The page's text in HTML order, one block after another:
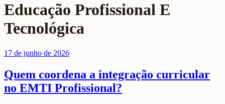
Educação Profissional E
Tecnológica
17 de junho de 2026
Quem coordena a integração curricular
no EMTI Profissional?